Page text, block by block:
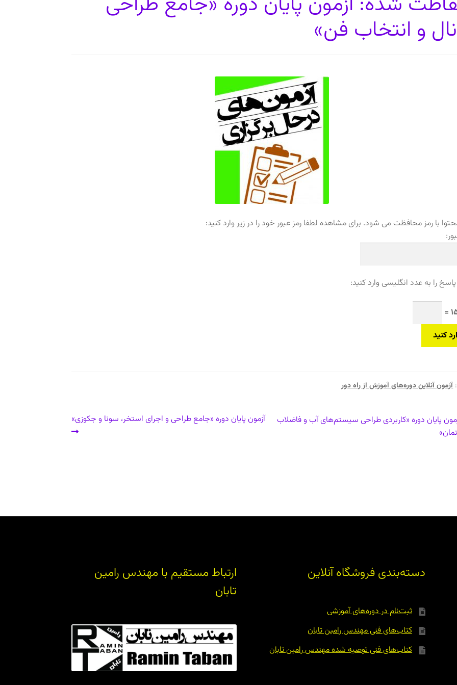
و انتخاب فن»
با رمز محافظت می شود. برای مشاهده لطفا رمز عبور خود را در زیر وارد کنید:
را به عدد انگلیسی وارد کنید:
آزمون آنلاین دوره‌های آموزش از راه دور
پایان دوره «کاربردی طراحی سیستم‌های آب و فاضلاب
نوشتهٔ
آزمون پایان دوره «جامع طراحی و اجرای استخر، سونا و جکوزی»
دسته‌بندی فروشگاه آنلاین
ثبت‌نام در دوره‌های آموزشی
کتاب‌های فنی مهندس رامین تابان
کتاب‌های فنی توصیه شده مهندس رامین تابان
ارتباط مستقیم با مهندس رامین
تابان